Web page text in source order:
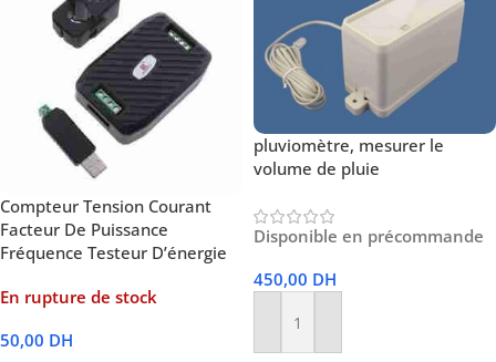
Compteur Tension Courant
Facteur De Puissance
Fréquence Testeur D’énergie
En rupture de stock
50,00 DH
pluviomètre, mesurer le
volume de pluie
Disponible en précommande
450,00 DH
Ajouter Au Panier